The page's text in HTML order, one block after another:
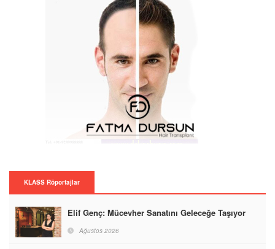
KLASS Röportajlar
Elif Genç: Mücevher Sanatını Geleceğe Taşıyor
Ağustos 2026